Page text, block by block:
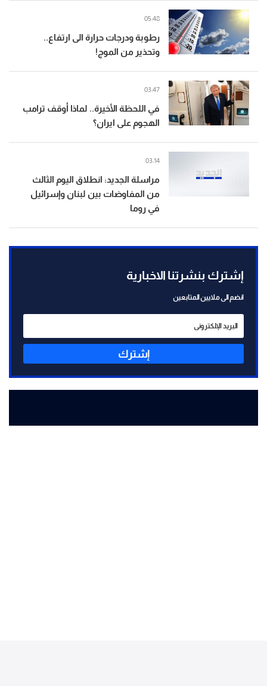
رطوبة ودرجات حرارة الى ارتفاع..
وتحذير من الموج!
05:48
في اللحظة الأخيرة.. لماذا أوقف ترامب
الهجوم على ايران؟
03:47
مراسلة الجديد: انطلاق اليوم الثالث
من المفاوضات بين لبنان وإسرائيل
في روما
03:14
إشترك بنشرتنا الاخبارية
انضم الى ملايين المتابعين
إشترك